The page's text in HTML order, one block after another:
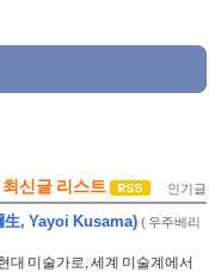
최신글 리스트 인기글
生, Yayoi Kusama) ( 우주베리
대 미술가로, 세계 미술계에서